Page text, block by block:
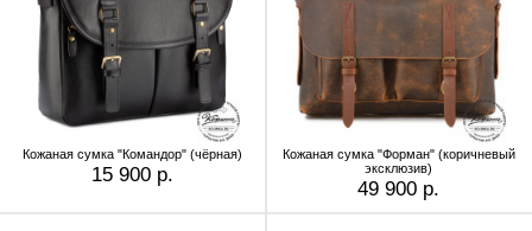
Кожаная сумка "Командор" (чёрная)
15 900 р.
Кожаная сумка "Форман" (коричневый
эксклюзив)
49 900 р.